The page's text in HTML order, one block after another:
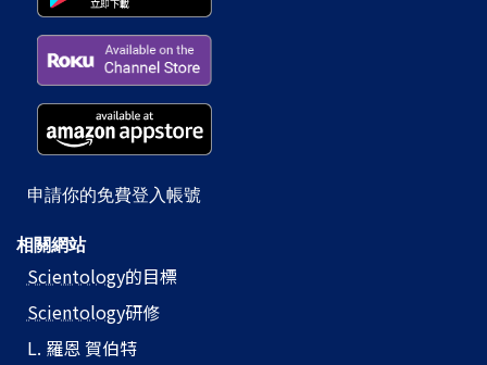
申請你的免費登入帳號
相關網站
Scientology的目標
Scientology研修
L. 羅恩 賀伯特